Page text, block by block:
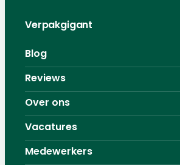
Verpakgigant
Blog
Reviews
Over ons
Vacatures
Medewerkers